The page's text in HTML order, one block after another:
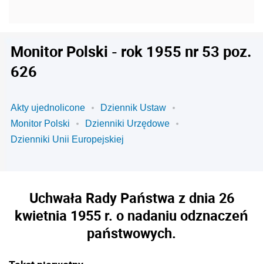
Monitor Polski - rok 1955 nr 53 poz.
626
Akty ujednolicone
Dziennik Ustaw
Monitor Polski
Dzienniki Urzędowe
Dzienniki Unii Europejskiej
Uchwała Rady Państwa z dnia 26
kwietnia 1955 r. o nadaniu odznaczeń
państwowych.